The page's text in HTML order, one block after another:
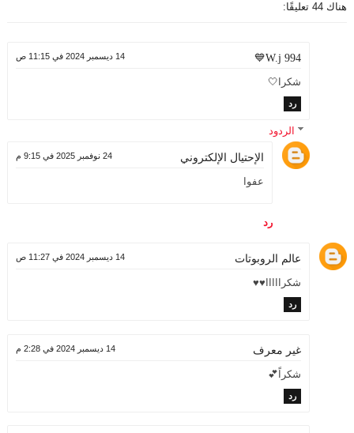
هناك 44 تعليقًا:
W.j 994💙 14 ديسمبر 2024 في 11:15 ص
شكرا🤍
رد
الردود
الإحتيال الإلكتروني 24 نوفمبر 2025 في 9:15 م
عفوا
رد
عالم الروبوتات 14 ديسمبر 2024 في 11:27 ص
شكرااااا♥️♥️
رد
غير معرف 14 ديسمبر 2024 في 2:28 م
شكراً💕
رد